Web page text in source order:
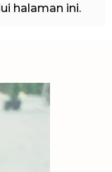
halaman ini.